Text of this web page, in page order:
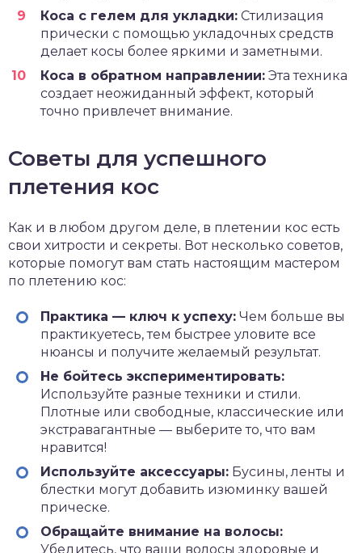
Коса с гелем для укладки: Стилизация
прически с помощью укладочных средств
делает косы более яркими и заметными.
Коса в обратном направлении: Эта техника
создает неожиданный эффект, который
точно привлечет внимание.
Советы для успешного
плетения кос
Как и в любом другом деле, в плетении кос есть
свои хитрости и секреты. Вот несколько советов,
которые помогут вам стать настоящим мастером
по плетению кос:
Практика — ключ к успеху: Чем больше вы
практикуетесь, тем быстрее уловите все
нюансы и получите желаемый результат.
Не бойтесь экспериментировать:
Используйте разные техники и стили.
Плотные или свободные, классические или
экстравагантные — выберите то, что вам
нравится!
Используйте аксессуары: Бусины, ленты и
блестки могут добавить изюминку вашей
прическе.
Обращайте внимание на волосы:
Убедитесь, что ваши волосы здоровые и